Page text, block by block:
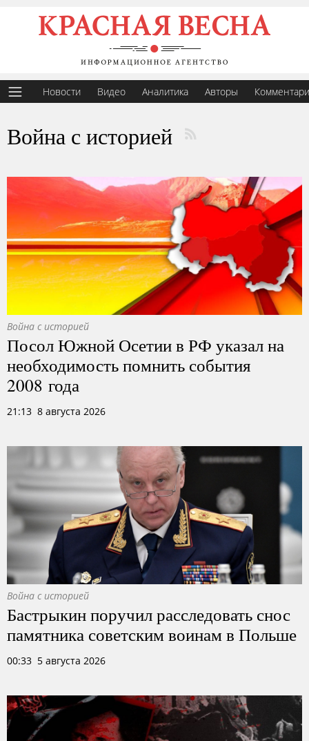
Новости Видео Аналитика Авторы
Война с историей
Война с историей
Посол Южной Осетии в РФ указал на
необходимость помнить события
2008 года
21:13 8 августа 2026
Война с историей
Бастрыкин поручил расследовать снос
памятника советским воинам в Польше
00:33 5 августа 2026